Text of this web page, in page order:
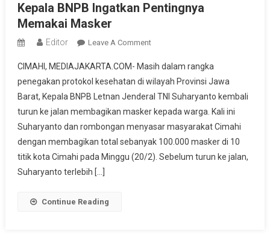
Kepala BNPB Ingatkan Pentingnya
Memakai Masker
Editor Leave A CommentOn
BNPB
Ingatkan
Pentingnya
Memakai
Masker
CIMAHI, MEDIAJAKARTA.COM- Masih dalam rangka
penegakan protokol kesehatan di wilayah Provinsi Jawa
Barat, Kepala BNPB Letnan Jenderal TNI Suharyanto kembali
turun ke jalan membagikan masker kepada warga. Kali ini
Suharyanto dan rombongan menyasar masyarakat Cimahi
dengan membagikan total sebanyak 100.000 masker di 10
titik kota Cimahi pada Minggu (20/2). Sebelum turun ke jalan,
Suharyanto terlebih […]
Continue Reading